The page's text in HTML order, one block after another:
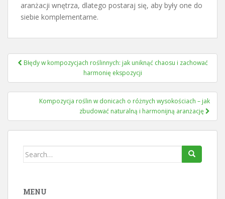
aranżacji wnętrza, dlatego postaraj się, aby były one do
siebie komplementarne.
Nawigacja
Błędy w kompozycjach roślinnych: jak uniknąć chaosu i zachować
harmonię ekspozycji
Kompozycja roślin w donicach o różnych wysokościach – jak
zbudować naturalną i harmonijną aranżację
Search
MENU